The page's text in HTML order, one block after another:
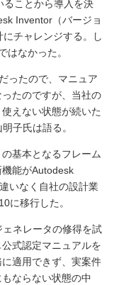
ることから導入を決
Inventor（バージョ
チャレンジする。し
はなかった。
ったので、マニュア
たのですが、当社の
えない状態が続いた
子氏は語る。
基本となるフレーム
能がAutodesk
いなく自社の設計業
に移行した。
ネレータの修得を試
式認定マニュアルを
適用できず、実案件
ならない状態の中